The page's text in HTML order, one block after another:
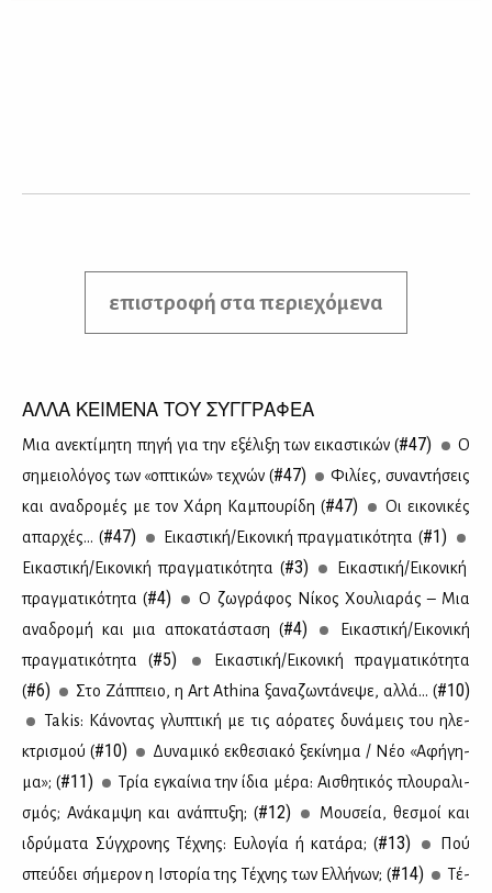
επιστροφή στα περιεχόμενα
ΑΛΛΑ ΚΕΙΜΕΝΑ ΤΟΥ ΣΥΓΓΡΑΦΕΑ
Μια ανε­κτί­μη­τη πη­γή για την εξέ­λι­ξη των ει­κα­στι­κών (#47)
O
ση­μειο­λό­γος των «οπτι­κών» τε­χνών (#47)
Φι­λί­ες, συ­να­ντή­σεις
και ανα­δρο­μές με τον Χά­ρη Κα­μπου­ρί­δη (#47)
Οι ει­κο­νι­κές
απαρ­χές... (#47) Ει­κα­στι­κή/Ει­κο­νι­κή πραγ­μα­τι­κό­τη­τα (#1)
Ει­κα­στι­κή/Ει­κο­νι­κή πραγ­μα­τι­κό­τη­τα (#3)
Ει­κα­στι­κή/Ει­κο­νι­κή
πραγ­μα­τι­κό­τη­τα (#4)
Ο ζω­γρά­φος Νί­κος Χου­λια­ράς – Μια
ανα­δρο­μή και μια απο­κα­τά­στα­ση (#4)
Ει­κα­στι­κή/Ει­κο­νι­κή
πραγ­μα­τι­κό­τη­τα (#5)
Ει­κα­στι­κή/Ει­κο­νι­κή πραγ­μα­τι­κό­τη­τα
(#6) Στο Ζάπ­πειο, η Art Athina ξα­να­ζω­ντά­νε­ψε, αλ­λά... (#10)
Takis: Κά­νο­ντας γλυ­πτι­κή με τις αό­ρα­τες δυ­νά­μεις του ηλε­
κτρι­σμού (#10)
Δυ­να­μι­κό εκ­θε­σια­κό ξε­κί­νη­μα / Νέο «Αφή­γη­
μα»; (#11)
Τρία εγκαί­νια την ίδια μέ­ρα: Αι­σθη­τι­κός πλου­ρα­λι­
σμός; Ανά­καμ­ψη και ανά­πτυ­ξη; (#12)
Μου­σεία, θε­σμοί και
ιδρύ­μα­τα Σύγ­χρο­νης Τέ­χνης: Ευ­λο­γία ή κα­τά­ρα; (#13)
Πού
σπεύ­δει σή­με­ρον η Ιστο­ρία της Τέ­χνης των Ελ­λή­νων; (#14)
Τέ­